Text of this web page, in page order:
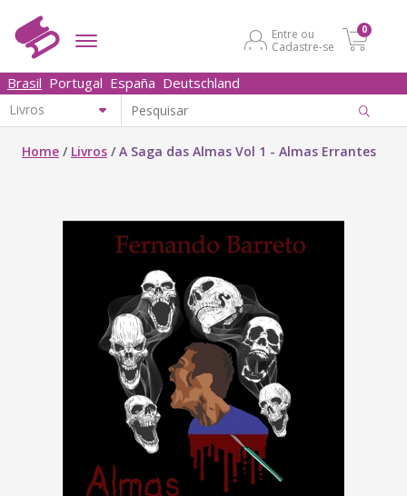
Entre ou
Cadastre-se
0
Brasil Portugal España Deutschland
Home / Livros /A Saga das Almas Vol 1 - Almas Errantes